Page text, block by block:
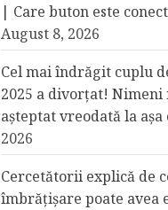
| Care buton este
August 8, 2026
Cel mai îndrăgit cuplu
2025 a divorțat! Nimeni
așteptat vreodată la așa
2026
Cercetătorii explică de
îmbrățișare poate avea